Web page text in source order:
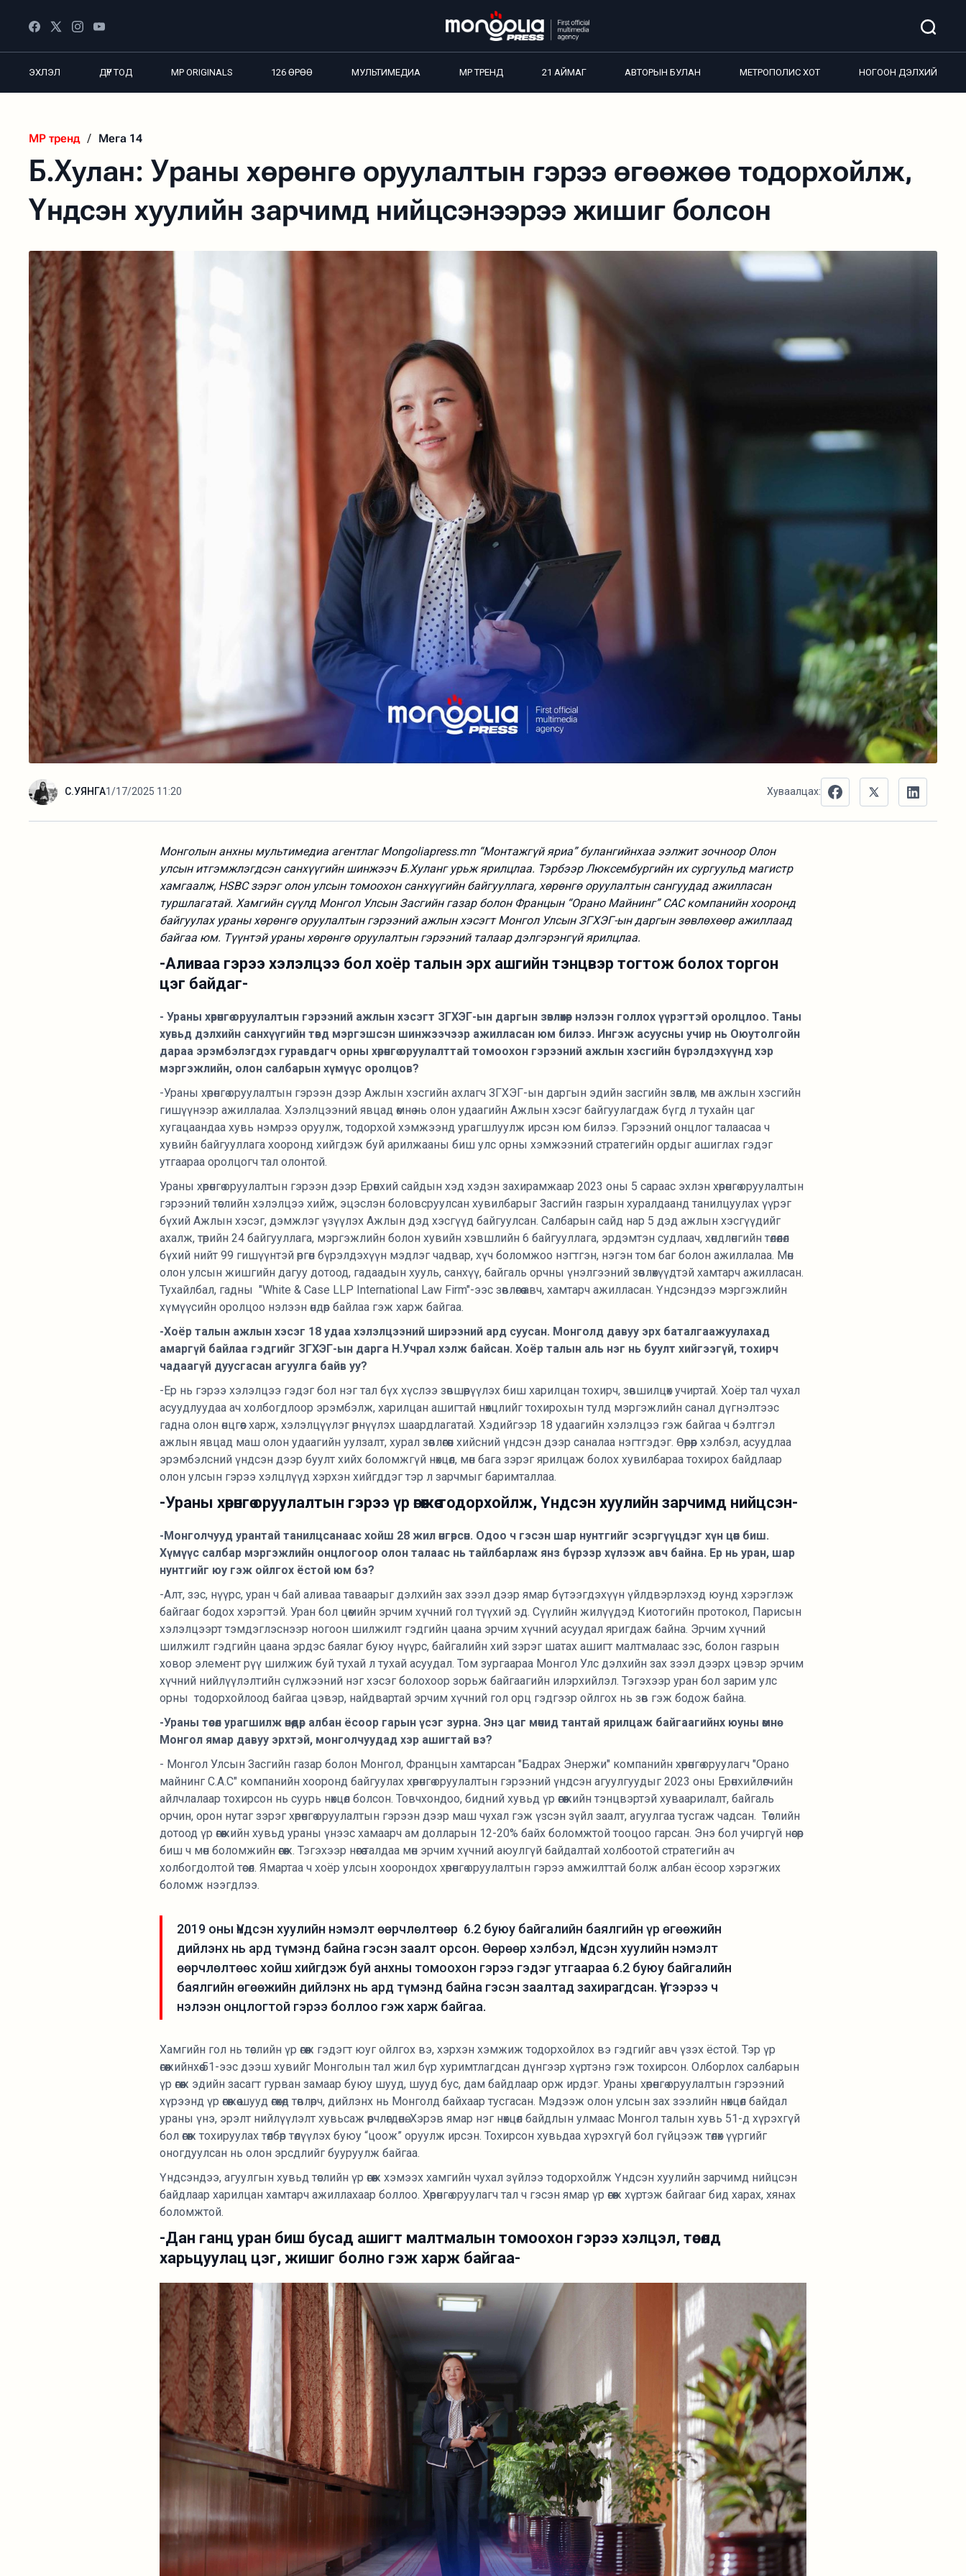
ЭХЛЭЛ ДҮР ТОД MP ORIGINALS 126 ӨРӨӨ МУЛЬТИМЕДИА MP ТРЕНД 21 АЙМАГ АВТОРЫН БУЛАН МЕТРОПОЛИС ХОТ НОГООН ДЭЛХИЙ
MP тренд / Мега 14
Б.Хулан: Ураны хөрөнгө оруулалтын гэрээ өгөөжөө тодорхойлж,
Үндсэн хуулийн зарчимд нийцсэнээрээ жишиг болсон
С.УЯНГА1/17/2025 11:20 Хуваалцах:
Монголын анхны мультимедиа агентлаг Mongoliapress.mn “Монтажгүй яриа” булангийнхаа ээлжит зочноор Олон
улсын итгэмжлэгдсэн санхүүгийн шинжээч Б.Хуланг урьж ярилцлаа. Тэрбээр Люксембургийн их сургуульд магистр
хамгаалж, HSBC зэрэг олон улсын томоохон санхүүгийн байгууллага, хөрөнгө оруулалтын сангуудад ажилласан
туршлагатай. Хамгийн сүүлд Монгол Улсын Засгийн газар болон Францын “Орано Майнинг” САС компанийн хооронд
байгуулах ураны хөрөнгө оруулалтын гэрээний ажлын хэсэгт Монгол Улсын ЗГХЭГ-ын даргын зөвлөхөөр ажиллаад
байгаа юм. Түүнтэй ураны хөрөнгө оруулалтын гэрээний талаар дэлгэрэнгүй ярилцлаа.
-Аливаа гэрээ хэлэлцээ бол хоёр талын эрх ашгийн тэнцвэр тогтож болох торгон
цэг байдаг-
- Ураны хөрөнгө оруулалтын гэрээний ажлын хэсэгт ЗГХЭГ-ын даргын зөвлөхөөр нэлээн голлох үүрэгтэй оролцлоо. Таны
хувьд дэлхийн санхүүгийн төвд мэргэшсэн шинжээчээр ажилласан юм билээ. Ингэж асуусны учир нь Оюутолгойн
дараа эрэмбэлэгдэх гуравдагч орны хөрөнгө оруулалттай томоохон гэрээний ажлын хэсгийн бүрэлдэхүүнд хэр
мэргэжлийн, олон салбарын хүмүүс оролцов?
-Ураны хөрөнгө оруулалтын гэрээн дээр Ажлын хэсгийн ахлагч ЗГХЭГ-ын даргын эдийн засгийн зөвлөх, мөн ажлын хэсгийн
гишүүнээр ажиллалаа. Хэлэлцээний явцад өмнө нь олон удаагийн Ажлын хэсэг байгуулагдаж бүгд л тухайн цаг
хугацаандаа хувь нэмрээ оруулж, тодорхой хэмжээнд урагшлуулж ирсэн юм билээ. Гэрээний онцлог талаасаа ч
хувийн байгууллага хооронд хийгдэж буй арилжааны биш улс орны хэмжээний стратегийн ордыг ашиглах гэдэг
утгаараа оролцогч тал олонтой.
Ураны хөрөнгө оруулалтын гэрээн дээр Ерөнхий сайдын хэд хэдэн захирамжаар 2023 оны 5 сараас эхлэн хөрөнгө оруулалтын
гэрээний төслийн хэлэлцээ хийж, эцэслэн боловсруулсан хувилбарыг Засгийн газрын хуралдаанд танилцуулах үүрэг
бүхий Ажлын хэсэг, дэмжлэг үзүүлэх Ажлын дэд хэсгүүд байгуулсан. Салбарын сайд нар 5 дэд ажлын хэсгүүдийг
ахалж, төрийн 24 байгууллага, мэргэжлийн болон хувийн хэвшлийн 6 байгууллага, эрдэмтэн судлаач, хөндлөнгийн төлөөлөл
бүхий нийт 99 гишүүнтэй өргөн бүрэлдэхүүн мэдлэг чадвар, хүч боломжоо нэгтгэн, нэгэн том баг болон ажиллалаа. Мөн
олон улсын жишгийн дагуу дотоод, гадаадын хууль, санхүү, байгаль орчны үнэлгээний зөвлөхүүдтэй хамтарч ажилласан.
Тухайлбал, гадны "White & Case LLP International Law Firm"-ээс зөвлөгөө авч, хамтарч ажилласан. Үндсэндээ мэргэжлийн
хүмүүсийн оролцоо нэлээн өндөр байлаа гэж харж байгаа.
-Хоёр талын ажлын хэсэг 18 удаа хэлэлцээний ширээний ард суусан. Монголд давуу эрх баталгаажуулахад
амаргүй байлаа гэдгийг ЗГХЭГ-ын дарга Н.Учрал хэлж байсан. Хоёр талын аль нэг нь буулт хийгээгүй, тохирч
чадаагүй дуусгасан агуулга байв уу?
-Ер нь гэрээ хэлэлцээ гэдэг бол нэг тал бүх хүслээ зөвшөөрүүлэх биш харилцан тохирч, зөвшилцөх учиртай. Хоёр тал чухал
асуудлуудаа ач холбогдлоор эрэмбэлж, харилцан ашигтай нөхцлийг тохирохын тулд мэргэжлийн санал дүгнэлтээс
гадна олон өнцгөөс харж, хэлэлцүүлэг өрнүүлэх шаардлагатай. Хэдийгээр 18 удаагийн хэлэлцээ гэж байгаа ч бэлтгэл
ажлын явцад маш олон удаагийн уулзалт, хурал зөвлөгөөн хийсний үндсэн дээр саналаа нэгтгэдэг. Өөрөөр хэлбэл, асуудлаа
эрэмбэлсний үндсэн дээр буулт хийх боломжгүй нөхцөл, мөн бага зэрэг ярилцаж болох хувилбараа тохирох байдлаар
олон улсын гэрээ хэлцлүүд хэрхэн хийгддэг тэр л зарчмыг баримталлаа.
-Ураны хөрөнгө оруулалтын гэрээ үр өгөөжөө тодорхойлж, Үндсэн хуулийн зарчимд нийцсэн-
-Монголчууд урантай танилцсанаас хойш 28 жил өнгөрсөн. Одоо ч гэсэн шар нунтгийг эсэргүүцдэг хүн цөөн биш.
Хүмүүс салбар мэргэжлийн онцлогоор олон талаас нь тайлбарлаж янз бүрээр хүлээж авч байна. Ер нь уран, шар
нунтгийг юу гэж ойлгох ёстой юм бэ?
-Алт, зэс, нүүрс, уран ч бай аливаа таваарыг дэлхийн зах зээл дээр ямар бүтээгдэхүүн үйлдвэрлэхэд юунд хэрэглэж
байгааг бодох хэрэгтэй. Уран бол цөмийн эрчим хүчний гол түүхий эд. Сүүлийн жилүүдэд Киотогийн протокол, Парисын
хэлэлцээрт тэмдэглэснээр ногоон шилжилт гэдгийн цаана эрчим хүчний асуудал яригдаж байна. Эрчим хүчний
шилжилт гэдгийн цаана эрдэс баялаг буюу нүүрс, байгалийн хий зэрэг шатах ашигт малтмалаас зэс, болон газрын
ховор элемент рүү шилжиж буй тухай л тухай асуудал. Том зургаараа Монгол Улс дэлхийн зах зээл дээрх цэвэр эрчим
хүчний нийлүүлэлтийн сүлжээний нэг хэсэг болохоор зорьж байгаагийн илэрхийлэл. Тэгэхээр уран бол зарим улс
орны тодорхойлоод байгаа цэвэр, найдвартай эрчим хүчний гол орц гэдгээр ойлгох нь зөв гэж бодож байна.
-Ураны төсөл урагшилж өнөөдөр албан ёсоор гарын үсэг зурна. Энэ цаг мөчид тантай ярилцаж байгаагийнх юуны өмнө
Монгол ямар давуу эрхтэй, монголчуудад хэр ашигтай вэ?
- Монгол Улсын Засгийн газар болон Монгол, Францын хамтарсан "Бадрах Энержи" компанийн хөрөнгө оруулагч "Орано
майнинг С.А.С" компанийн хооронд байгуулах хөрөнгө оруулалтын гэрээний үндсэн агуулгуудыг 2023 оны Ерөнхийлөгчийн
айлчлалаар тохирсон нь суурь нөхцөл болсон. Товчхондоо, бидний хувьд үр өгөөжийн тэнцвэртэй хуваарилалт, байгаль
орчин, орон нутаг зэрэг хөрөнгө оруулалтын гэрээн дээр маш чухал гэж үзсэн зүйл заалт, агуулгаа тусгаж чадсан. Төслийн
дотоод үр өгөөжийн хувьд ураны үнээс хамаарч ам долларын 12-20% байх боломжтой тооцоо гарсан. Энэ бол учиргүй нөсөр
биш ч мөн боломжийн өгөөж. Тэгэхээр нөгөө талдаа мөн эрчим хүчний аюулгүй байдалтай холбоотой стратегийн ач
холбогдолтой төсөл. Ямартаа ч хоёр улсын хоорондох хөрөнгө оруулалтын гэрээ амжилттай болж албан ёсоор хэрэгжих
боломж нээгдлээ.
2019 оны Үндсэн хуулийн нэмэлт өөрчлөлтөөр 6.2 буюу байгалийн баялгийн үр өгөөжийн
дийлэнх нь ард түмэнд байна гэсэн заалт орсон. Өөрөөр хэлбэл, Үндсэн хуулийн нэмэлт
өөрчлөлтөөс хойш хийгдэж буй анхны томоохон гэрээ гэдэг утгаараа 6.2 буюу байгалийн
баялгийн өгөөжийн дийлэнх нь ард түмэнд байна гэсэн заалтад захирагдсан. Үүгээрээ ч
нэлээн онцлогтой гэрээ боллоо гэж харж байгаа.
Хамгийн гол нь төслийн үр өгөөж гэдэгт юуг ойлгох вэ, хэрхэн хэмжиж тодорхойлох вэ гэдгийг авч үзэх ёстой. Тэр үр
өгөөжийнхөө 51-ээс дээш хувийг Монголын тал жил бүр хуримтлагдсан дүнгээр хүртэнэ гэж тохирсон. Олборлох салбарын
үр өгөөж эдийн засагт гурван замаар буюу шууд, шууд бус, дам байдлаар орж ирдэг. Ураны хөрөнгө оруулалтын гэрээний
хүрээнд үр өгөөжөө шууд өгөхөд төвлөрч, дийлэнх нь Монголд байхаар тусгасан. Мэдээж олон улсын зах зээлийн нөхцөл байдал
ураны үнэ, эрэлт нийлүүлэлт хувьсаж өөрчлөгдөнө. Хэрэв ямар нэг нөхцөл байдлын улмаас Монгол талын хувь 51-д хүрэхгүй
бол өгөөж тохируулах төлбөр төлүүлэх буюу “цоож” оруулж ирсэн. Тохирсон хувьдаа хүрэхгүй бол гүйцээж төлөх үүргийг
оногдуулсан нь олон эрсдлийг бууруулж байгаа.
Үндсэндээ, агуулгын хувьд төслийн үр өгөөж хэмээх хамгийн чухал зүйлээ тодорхойлж Үндсэн хуулийн зарчимд нийцсэн
байдлаар харилцан хамтарч ажиллахаар боллоо. Хөрөнгө оруулагч тал ч гэсэн ямар үр өгөөж хүртэж байгааг бид харах, хянах
боломжтой.
-Дан ганц уран биш бусад ашигт малтмалын томоохон гэрээ хэлцэл, төсөлд
харьцуулац цэг, жишиг болно гэж харж байгаа-